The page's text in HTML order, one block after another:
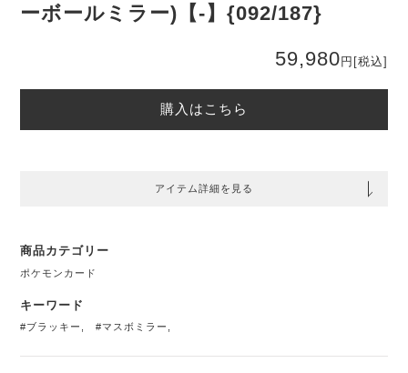
ーボールミラー)【-】{092/187}
59,980 円 [税込]
購入はこちら
アイテム詳細を見る
商品カテゴリー
ポケモンカード
キーワード
#ブラッキー ,#マスボミラー